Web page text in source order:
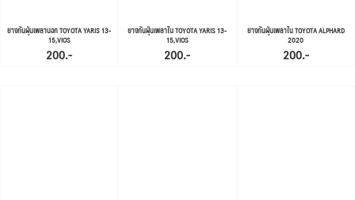
ยางกันฝุ่นเพลานอก TOYOTA YARIS 13-
15,VIOS
200.-
ยางกันฝุ่นเพลาใน TOYOTA YARIS 13-
15,VIOS
200.-
ยางกันฝุ่นเพลาใน TOYOTA ALPHARD
2020
200.-